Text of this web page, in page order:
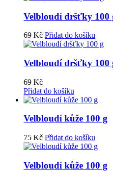
Velbloudí dršťky 100
69 Kč Přidat do košíku
Velbloudí dršťky 100
69 Kč
Přidat do košíku
Velbloudí kůže 100 g
75 Kč Přidat do košíku
Velbloudí kůže 100 g